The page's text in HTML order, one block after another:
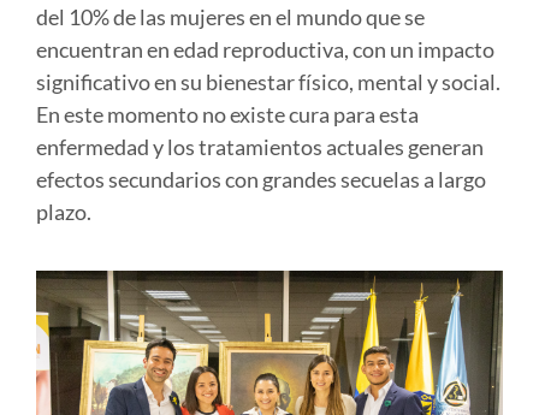
del 10% de las mujeres en el mundo que se
encuentran en edad reproductiva, con un impacto
significativo en su bienestar físico, mental y social.
En este momento no existe cura para esta
enfermedad y los tratamientos actuales generan
efectos secundarios con grandes secuelas a largo
plazo.